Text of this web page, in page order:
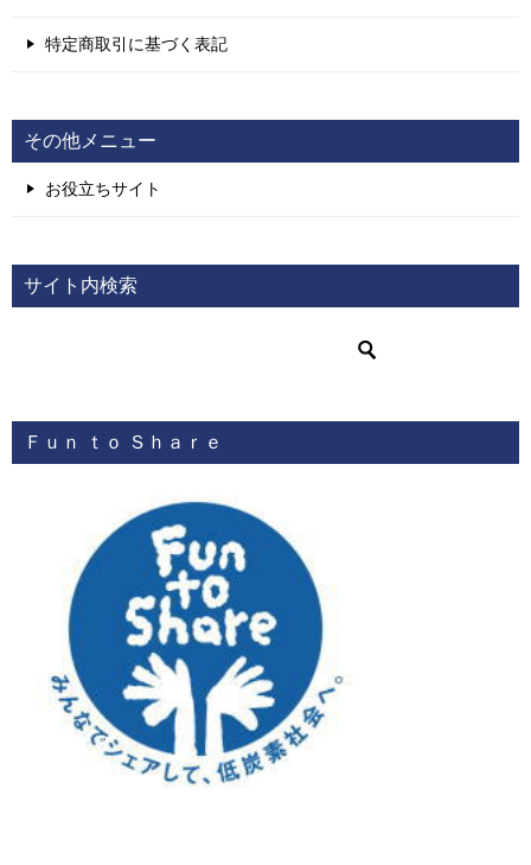
特定商取引に基づく表記
その他メニュー
お役立ちサイト
サイト内検索
Ｆｕｎ ｔｏ Ｓｈａｒｅ